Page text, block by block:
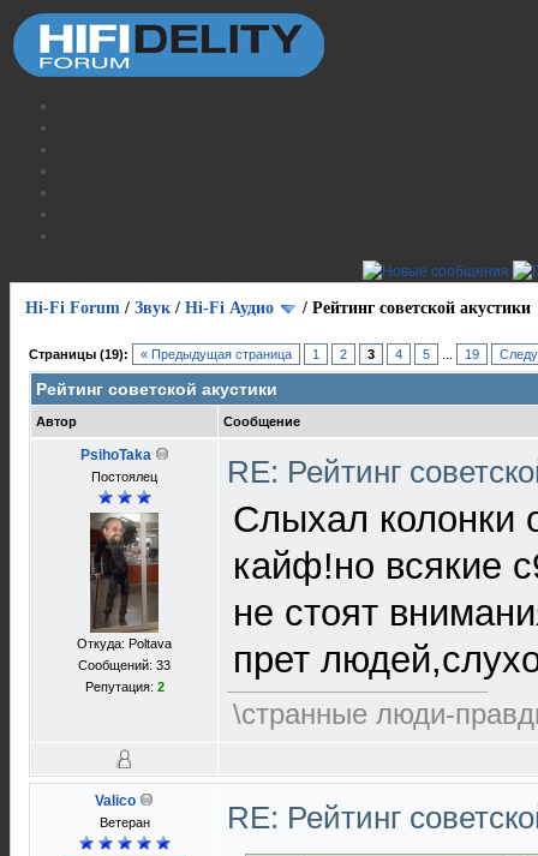
Hi-Fi Forum / Звук / Hi-Fi Аудио / Рейтинг советской акустики
Страницы (19): « Предыдущая страница 1 2 3 4 5 19
Рейтинг советской акустики
Автор Сообщение
PsihoTaka
Постоялец
Откуда: Poltava
Сообщений: 33
Репутация: 2
RE: Рейтинг
Слыхал колонки
кайф!но всякие
не стоят
прет
\странные люди-
Valico
Ветеран
RE: Рейтинг